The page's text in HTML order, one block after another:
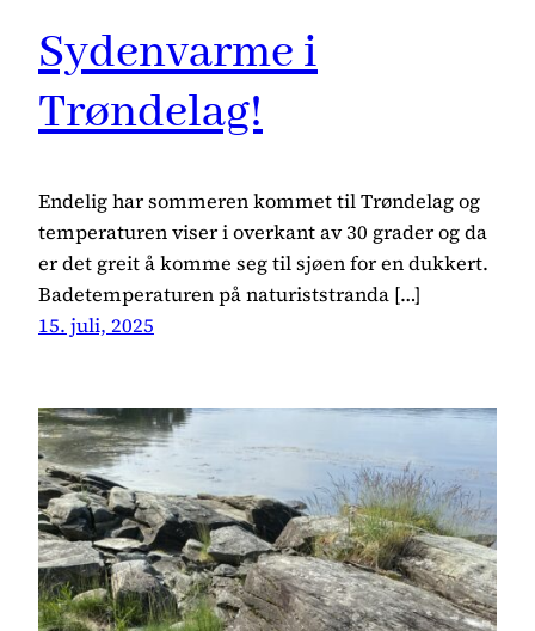
Sydenvarme i
Trøndelag!
Endelig har sommeren kommet til Trøndelag og
temperaturen viser i overkant av 30 grader og da
er det greit å komme seg til sjøen for en dukkert.
Badetemperaturen på naturiststranda […]
15. juli, 2025